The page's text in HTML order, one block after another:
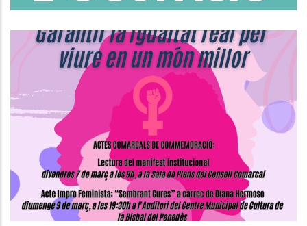
Actes Comarcals De
Commemoració Del Dia
Internacional De Les Dones
S. socials